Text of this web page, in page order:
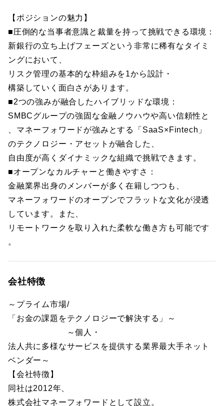
【ポジションの魅力】
■圧倒的な当事者意識と裁量を持って挑戦できる環境：
新銀行の立ち上げフェーズという非常に稀有なタイミ
ングにおいて、
リスク管理の基本的な枠組みを1から設計・
構築していく面白さがあります。
■2つの強みが融合したハイブリッドな環境：
SMBCグループの強固な金融ノウハウや高い信頼性と
、マネーフォワードが強みとする「SaaS×Fintech」
のテクノロジー・アセットが融合した、
自由度が高くダイナミックな組織で挑戦できます。
■オープンなカルチャーと働きやすさ：
金融業界出身のメンバーが多く在籍しつつも、
マネーフォワードのオープンでフラットな文化が浸透
しています。また、
リモートワークを取り入れた柔軟な働き方も可能です
。
会社特徴
～プライム市場/
「お金の課題をテクノロジーで解決する」～
～個人・
法人共に多様なサービスを提供する業界最大手ネット
ベンダー～
【会社特徴】
同社は2012年、
株式会社マネーフォワードとして設立。